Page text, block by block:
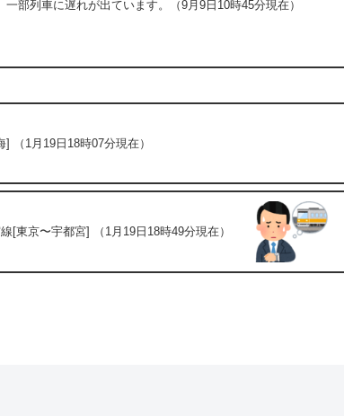
部列車に遅れが出ています。（9月9日10時45分現在）
（1月19日18時07分現在）
[東京〜宇都宮] （1月19日18時49分現在）